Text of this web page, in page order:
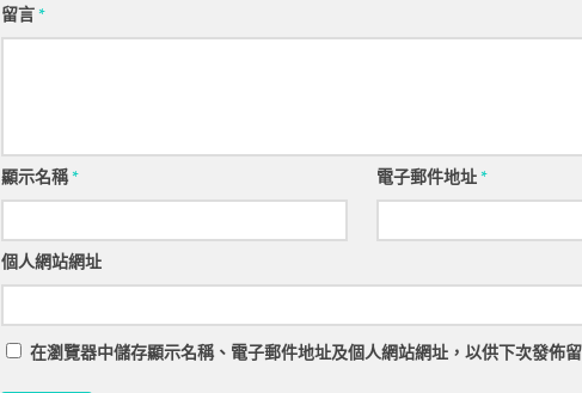
留言*
顯示名稱* 電子郵件地址*
個人網站網址
在瀏覽器中儲存顯示名稱、電子郵件地址及個人網站網址，以供下次發佈